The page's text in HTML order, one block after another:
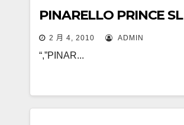
PINARELLO PRINCE SL
2 月 4, 2010 ADMIN
“,”PINAR...